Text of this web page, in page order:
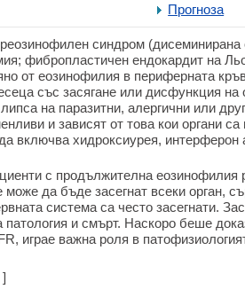
Прогноза
синдром (дисеминирана
фибропластичен ендокардит на
от еозинофилия в периферната
със засягане или дисфункция на
на паразитни, алергични или
и зависят от това кои органи
включва хидроксиурея, интерферон
с продължителна еозинофилия
да бъде засегнат всеки орган,
система са често засегнати.
патология и смърт. Наскоро беше
играе важна роля в
]